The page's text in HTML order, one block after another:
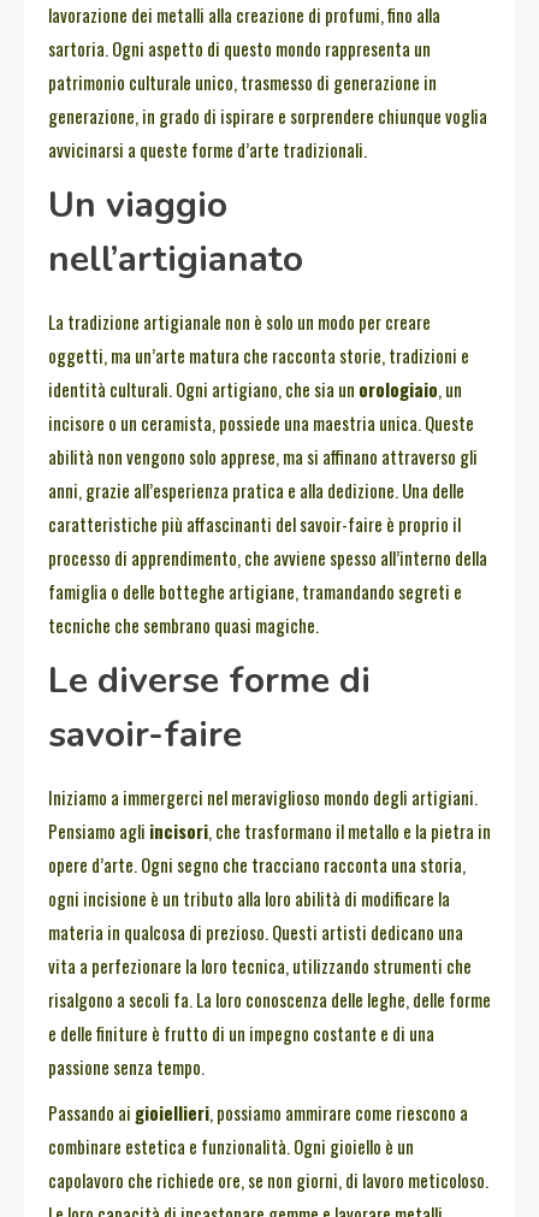
lavorazione dei metalli alla creazione di profumi, fino alla
sartoria. Ogni aspetto di questo mondo rappresenta un
patrimonio culturale unico, trasmesso di generazione in
generazione, in grado di ispirare e sorprendere chiunque voglia
avvicinarsi a queste forme d’arte tradizionali.
Un viaggio
nell’artigianato
La tradizione artigianale non è solo un modo per creare
oggetti, ma un’arte matura che racconta storie, tradizioni e
identità culturali. Ogni artigiano, che sia un orologiaio, un
incisore o un ceramista, possiede una maestria unica. Queste
abilità non vengono solo apprese, ma si affinano attraverso gli
anni, grazie all’esperienza pratica e alla dedizione. Una delle
caratteristiche più affascinanti del savoir-faire è proprio il
processo di apprendimento, che avviene spesso all’interno della
famiglia o delle botteghe artigiane, tramandando segreti e
tecniche che sembrano quasi magiche.
Le diverse forme di
savoir-faire
Iniziamo a immergerci nel meraviglioso mondo degli artigiani.
Pensiamo agli incisori, che trasformano il metallo e la pietra in
opere d’arte. Ogni segno che tracciano racconta una storia,
ogni incisione è un tributo alla loro abilità di modificare la
materia in qualcosa di prezioso. Questi artisti dedicano una
vita a perfezionare la loro tecnica, utilizzando strumenti che
risalgono a secoli fa. La loro conoscenza delle leghe, delle forme
e delle finiture è frutto di un impegno costante e di una
passione senza tempo.
Passando ai gioiellieri, possiamo ammirare come riescono a
combinare estetica e funzionalità. Ogni gioiello è un
capolavoro che richiede ore, se non giorni, di lavoro meticoloso.